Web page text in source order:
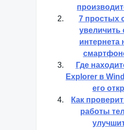
7 простых
увеличить
интернета
Где
Explorer в
его
Как
работы